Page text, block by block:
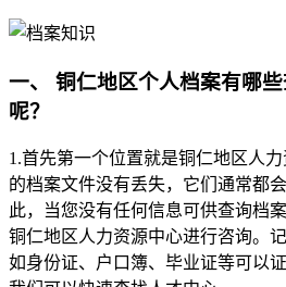
一、 铜仁地区个人档案有哪
呢？
1.首先第一个位置就是铜仁地区人
的档案文件没有丢失，它们通常都
此，当您没有任何信息可供查询档
铜仁地区人力资源中心进行咨询。
如身份证、户口簿、毕业证等可以